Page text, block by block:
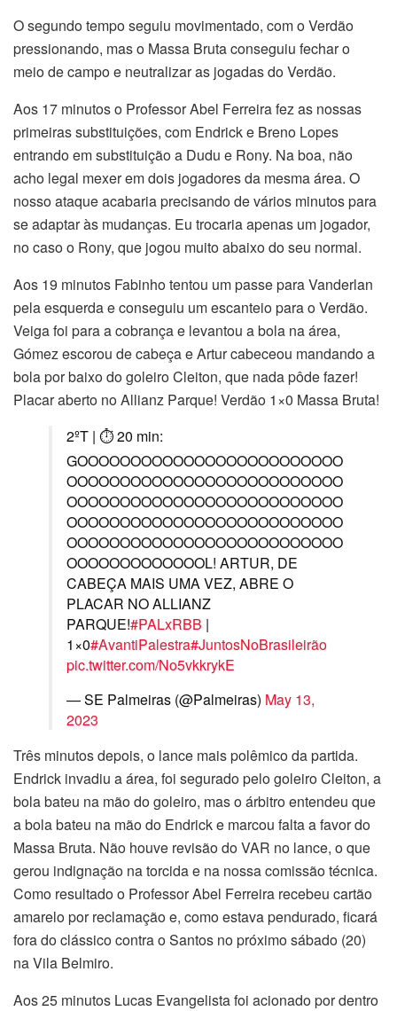
O segundo tempo seguiu movimentado, com o Verdão
pressionando, mas o Massa Bruta conseguiu fechar o
meio de campo e neutralizar as jogadas do Verdão.
Aos 17 minutos o Professor Abel Ferreira fez as nossas
primeiras substituições, com Endrick e Breno Lopes
entrando em substituição a Dudu e Rony. Na boa, não
acho legal mexer em dois jogadores da mesma área. O
nosso ataque acabaria precisando de vários minutos para
se adaptar às mudanças. Eu trocaria apenas um jogador,
no caso o Rony, que jogou muito abaixo do seu normal.
Aos 19 minutos Fabinho tentou um passe para Vanderlan
pela esquerda e conseguiu um escanteio para o Verdão.
Veiga foi para a cobrança e levantou a bola na área,
Gómez escorou de cabeça e Artur cabeceou mandando a
bola por baixo do goleiro Cleiton, que nada pôde fazer!
Placar aberto no Allianz Parque! Verdão 1×0 Massa Bruta!
2ºT | ⏱ 20 min:
GOOOOOOOOOOOOOOOOOOOOOOOOO
OOOOOOOOOOOOOOOOOOOOOOOOOO
OOOOOOOOOOOOOOOOOOOOOOOOOO
OOOOOOOOOOOOOOOOOOOOOOOOOO
OOOOOOOOOOOOOOOOOOOOOOOOOO
OOOOOOOOOOOOOL! ARTUR, DE
CABEÇA MAIS UMA VEZ, ABRE O
PLACAR NO ALLIANZ
PARQUE!#PALxRBB |
1×0#AvantiPalestra#JuntosNoBrasileirão
pic.twitter.com/No5vkkrykE
— SE Palmeiras (@Palmeiras) May 13,
2023
Três minutos depois, o lance mais polêmico da partida.
Endrick invadiu a área, foi segurado pelo goleiro Cleiton, a
bola bateu na mão do goleiro, mas o árbitro entendeu que
a bola bateu na mão do Endrick e marcou falta a favor do
Massa Bruta. Não houve revisão do VAR no lance, o que
gerou indignação na torcida e na nossa comissão técnica.
Como resultado o Professor Abel Ferreira recebeu cartão
amarelo por reclamação e, como estava pendurado, ficará
fora do clássico contra o Santos no próximo sábado (20)
na Vila Belmiro.
Aos 25 minutos Lucas Evangelista foi acionado por dentro